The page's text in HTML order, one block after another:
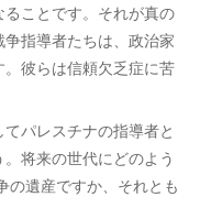
ことです。それが真の
指導者たちは、政治家
彼らは信頼欠乏症に苦
パレスチナの指導者と
将来の世代にどのよう
の遺産ですか、それとも